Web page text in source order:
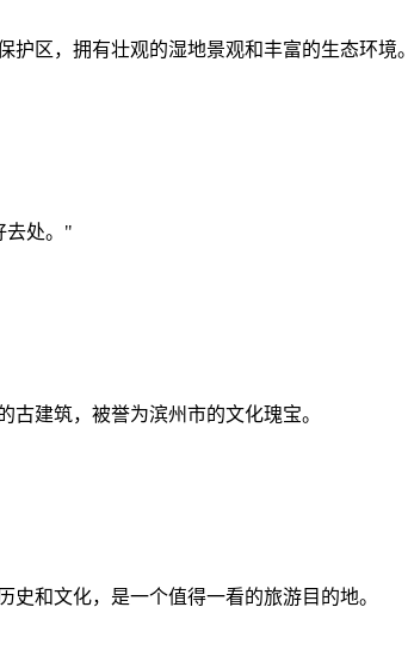
区，拥有壮观的湿地景观和丰富的生态环境。
去处。"
古建筑，被誉为滨州市的文化瑰宝。
史和文化，是一个值得一看的旅游目的地。